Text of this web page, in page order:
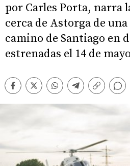
por Carles Porta, narra
cerca de Astorga de
camino de Santiago en
estrenadas el 14 de mayo
Facebook
TwitterWhatsappTelegram
Copiar
Comentarios